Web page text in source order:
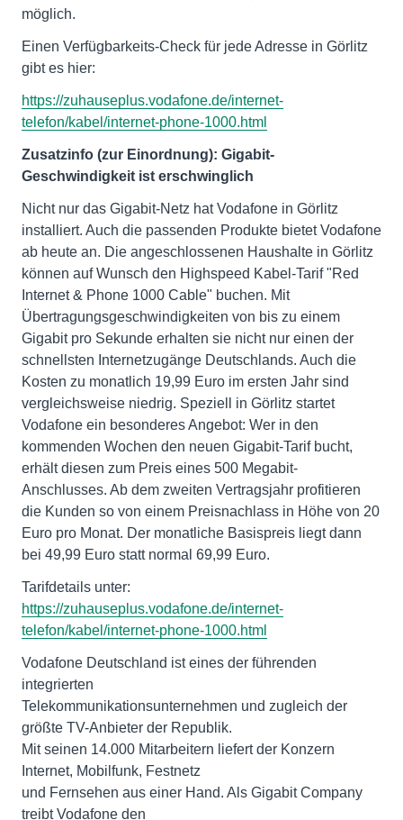
möglich.
Einen Verfügbarkeits-Check für jede Adresse in Görlitz
gibt es hier:
https://zuhauseplus.vodafone.de/internet-
telefon/kabel/internet-phone-1000.html
Zusatzinfo (zur Einordnung): Gigabit-
Geschwindigkeit ist erschwinglich
Nicht nur das Gigabit-Netz hat Vodafone in Görlitz
installiert. Auch die passenden Produkte bietet Vodafone
ab heute an. Die angeschlossenen Haushalte in Görlitz
können auf Wunsch den Highspeed Kabel-Tarif "Red
Internet & Phone 1000 Cable" buchen. Mit
Übertragungsgeschwindigkeiten von bis zu einem
Gigabit pro Sekunde erhalten sie nicht nur einen der
schnellsten Internetzugänge Deutschlands. Auch die
Kosten zu monatlich 19,99 Euro im ersten Jahr sind
vergleichsweise niedrig. Speziell in Görlitz startet
Vodafone ein besonderes Angebot: Wer in den
kommenden Wochen den neuen Gigabit-Tarif bucht,
erhält diesen zum Preis eines 500 Megabit-
Anschlusses. Ab dem zweiten Vertragsjahr profitieren
die Kunden so von einem Preisnachlass in Höhe von 20
Euro pro Monat. Der monatliche Basispreis liegt dann
bei 49,99 Euro statt normal 69,99 Euro.
Tarifdetails unter:
https://zuhauseplus.vodafone.de/internet-
telefon/kabel/internet-phone-1000.html
Vodafone Deutschland ist eines der führenden
integrierten
Telekommunikationsunternehmen und zugleich der
größte TV-Anbieter der Republik.
Mit seinen 14.000 Mitarbeitern liefert der Konzern
Internet, Mobilfunk, Festnetz
und Fernsehen aus einer Hand. Als Gigabit Company
treibt Vodafone den